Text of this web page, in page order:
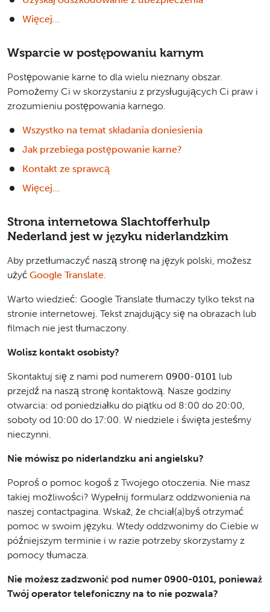
Więcej...
Wsparcie w postępowaniu karnym
Postępowanie karne to dla wielu nieznany obszar.
Pomożemy Ci w skorzystaniu z przysługujących Ci praw i
zrozumieniu postępowania karnego.
Wszystko na temat składania doniesienia
Jak przebiega postępowanie karne?
Kontakt ze sprawcą
Więcej...
Strona internetowa Slachtofferhulp
Nederland jest w języku niderlandzkim
Aby przetłumaczyć naszą stronę na język polski, możesz
użyć Google Translate.
Warto wiedzieć: Google Translate tłumaczy tylko tekst na
stronie internetowej. Tekst znajdujący się na obrazach lub
filmach nie jest tłumaczony.
Wolisz kontakt osobisty?
Skontaktuj się z nami pod numerem 0900-0101 lub
przejdź na naszą stronę kontaktową. Nasze godziny
otwarcia: od poniedziałku do piątku od 8:00 do 20:00,
soboty od 10:00 do 17:00. W niedziele i święta jesteśmy
nieczynni.
Nie mówisz po niderlandzku ani angielsku?
Poproś o pomoc kogoś z Twojego otoczenia. Nie masz
takiej możliwości? Wypełnij formularz oddzwonienia na
naszej contactpagina. Wskaż, że chciał(a)byś otrzymać
pomoc w swoim języku. Wtedy oddzwonimy do Ciebie w
późniejszym terminie i w razie potrzeby skorzystamy z
pomocy tłumacza.
Nie możesz zadzwonić pod numer 0900-0101, ponieważ
Twój operator telefoniczny na to nie pozwala?